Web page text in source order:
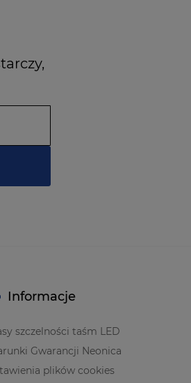
Informacje
szczelności taśm LED
Gwarancji Neonica
plików cookies